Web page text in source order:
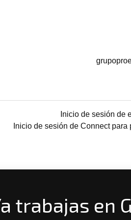
Inicio de sesión de
Inicio de sesión de Connect
trabajas en